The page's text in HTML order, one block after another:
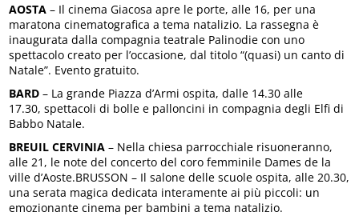
AOSTA – Il cinema Giacosa apre le porte, alle 16, per una
maratona cinematografica a tema natalizio. La rassegna è
inaugurata dalla compagnia teatrale Palinodie con uno
spettacolo creato per l’occasione, dal titolo “(quasi) un canto di
Natale”. Evento gratuito.
BARD – La grande Piazza d’Armi ospita, dalle 14.30 alle
17.30, spettacoli di bolle e palloncini in compagnia degli Elfi di
Babbo Natale.
BREUIL CERVINIA – Nella chiesa parrocchiale risuoneranno,
alle 21, le note del concerto del coro femminile Dames de la
ville d’Aoste.BRUSSON – Il salone delle scuole ospita, alle 20.30,
una serata magica dedicata interamente ai più piccoli: un
emozionante cinema per bambini a tema natalizio.